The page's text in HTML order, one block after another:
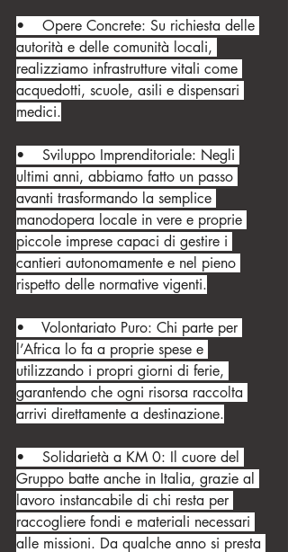
•    Opere Concrete: Su richiesta delle
autorità e delle comunità locali,
realizziamo infrastrutture vitali come
acquedotti, scuole, asili e dispensari
medici.
•    Sviluppo Imprenditoriale: Negli
ultimi anni, abbiamo fatto un passo
avanti trasformando la semplice
manodopera locale in vere e proprie
piccole imprese capaci di gestire i
cantieri autonomamente e nel pieno
rispetto delle normative vigenti.
•    Volontariato Puro: Chi parte per
l’Africa lo fa a proprie spese e
utilizzando i propri giorni di ferie,
garantendo che ogni risorsa raccolta
arrivi direttamente a destinazione.
•    Solidarietà a KM 0: Il cuore del
Gruppo batte anche in Italia, grazie al
lavoro instancabile di chi resta per
raccogliere fondi e materiali necessari
alle missioni. Da qualche anno si presta